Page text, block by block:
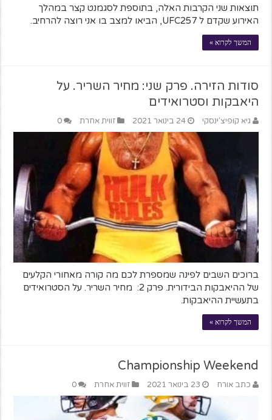
תוצאות שני הקרבות האלה, בתוספת לסגמנט קצר במהלך
האירוע שקדם ל UFC257, הביאו למצב בו אני רוצה להרחיב.
המשך לקרוא »
סודות הזירה. פרק שני: מחיר השריר. על
היאבקות וסטרואידים
גיא קופיצ'ינסקי 24 בינואר 2021 זווית אחרת 0
ברוכים השבים לפינה שמספרת לכם מה קורה מאחורי הקלעים
של ההיאבקות הבידורית. פרק 2: מחיר השריר. על הסטרואידים
בתעשיית ההיאבקות.
המשך לקרוא »
Championship Weekend
כתב אורח 23 בינואר 2021 זווית אחרת 0